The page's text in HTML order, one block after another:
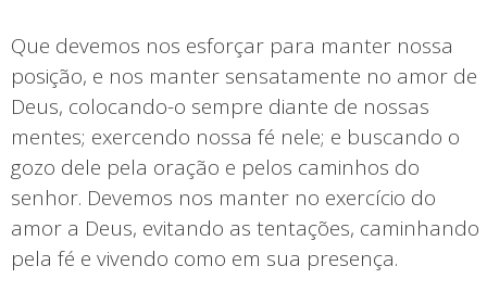
Que devemos nos esforçar para manter nossa
posição, e nos manter sensatamente no amor de
Deus, colocando-o sempre diante de nossas
mentes; exercendo nossa fé nele; e buscando o
gozo dele pela oração e pelos caminhos do
senhor. Devemos nos manter no exercício do
amor a Deus, evitando as tentações, caminhando
pela fé e vivendo como em sua presença.